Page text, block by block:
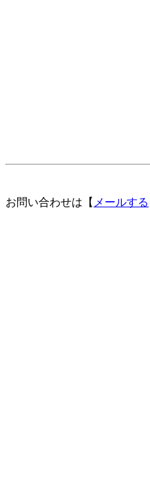
お問い合わせは【 メールする